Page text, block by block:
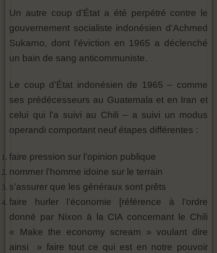
Un autre coup d’État a été perpétré contre le
gouvernement socialiste indonésien d’Achmed
Sukarno, dont l’éviction en 1965 a déclenché
un bain de sang anticommuniste.
Le coup d’État indonésien de 1965 – comme
ses prédécesseurs au Guatemala et en Iran et
celui qui l’a suivi au Chili – a suivi un modus
operandi comportant neuf étapes différentes :
faire pression sur l’opinion publique
nommer l’homme idoine sur le terrain
s’assurer que les généraux sont prêts
faire hurler l’économie [référence à l’ordre
donné par Nixon à la CIA concernant le Chili
« Make the economy scream » voulant dire
ainsi » faire tout ce qui est en notre pouvoir